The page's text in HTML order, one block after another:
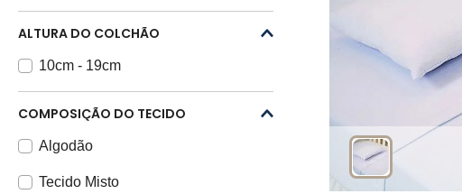
ALTURA DO COLCHÃO
10cm - 19cm
COMPOSIÇÃO DO TECIDO
Algodão
Tecido Misto